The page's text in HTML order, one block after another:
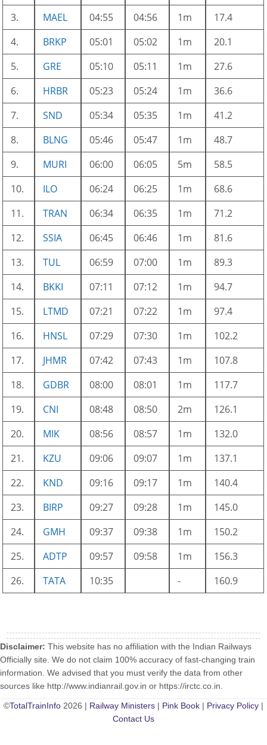
3.
MAEL 04:55 04:56 1m
17.4
4.
BRKP 05:01 05:02 1m
20.1
5.
GRE 05:10 05:11 1m
27.6
6.
HRBR 05:23 05:24 1m
36.6
7.
SND 05:34 05:35 1m
41.2
8.
BLNG 05:46 05:47 1m
48.7
9.
MURI 06:00 06:05 5m
58.5
10.
ILO 06:24 06:25 1m
68.6
11.
TRAN 06:34 06:35 1m
71.2
12.
SSIA 06:45 06:46 1m
81.6
13.
TUL 06:59 07:00 1m
89.3
14.
BKKI 07:11 07:12 1m
94.7
15.
LTMD 07:21 07:22 1m
97.4
16.
HNSL 07:29 07:30 1m
102.2
17.
JHMR 07:42 07:43 1m
107.8
18.
GDBR 08:00 08:01 1m
117.7
19.
CNI 08:48 08:50 2m
126.1
20.
MIK 08:56 08:57 1m
132.0
21.
KZU 09:06 09:07 1m
137.1
22.
KND 09:16 09:17 1m
140.4
23.
BIRP 09:27 09:28 1m
145.0
24.
GMH 09:37 09:38 1m
150.2
25.
ADTP 09:57 09:58 1m
156.3
26.
TATA 10:35 - 160.9
Disclaimer: This website has no affiliation with the Indian Railways
Officially site. We do not claim 100% accuracy of fast-changing train
information. We advised that you must verify the data from other
sources like http://www.indianrail.gov.in or https://irctc.co.in.
©TotalTrainInfo 2026 | Railway Ministers | Pink Book | Privacy Policy |
Contact Us